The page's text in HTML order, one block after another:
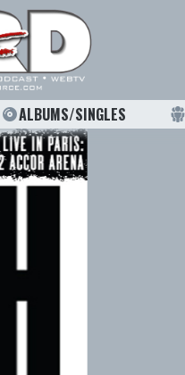
ALBUMS/SINGLES